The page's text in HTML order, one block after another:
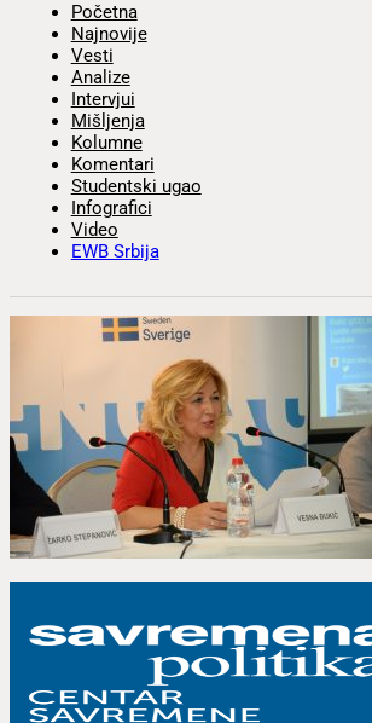
Početna
Najnovije
Vesti
Analize
Intervjui
Mišljenja
Kolumne
Komentari
Studentski ugao
Infografici
Video
EWB Srbija